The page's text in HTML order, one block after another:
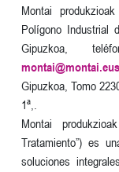
Montai
Polígono Industrial
Gipuzkoa,
montai@montai.eus
Gipuzkoa, Tomo
1ª,.
Montai
Tratamiento”) es
soluciones